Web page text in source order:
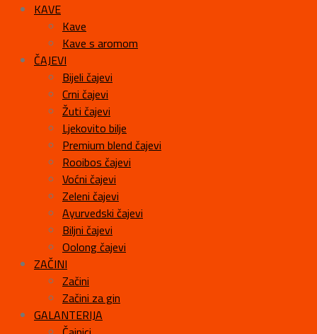
KAVE
Kave
Kave s aromom
ČAJEVI
Bijeli čajevi
Crni čajevi
Žuti čajevi
Ljekovito bilje
Premium blend čajevi
Rooibos čajevi
Voćni čajevi
Zeleni čajevi
Ayurvedski čajevi
Biljni čajevi
Oolong čajevi
ZAČINI
Začini
Začini za gin
GALANTERIJA